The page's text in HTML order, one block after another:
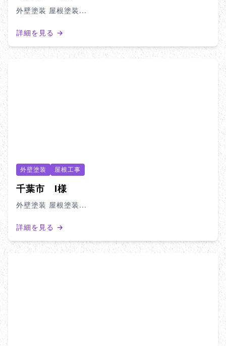
外壁塗装 屋根塗装...
詳細を見る →
外壁塗装 屋根工事
千葉市 I様
外壁塗装 屋根塗装...
詳細を見る →